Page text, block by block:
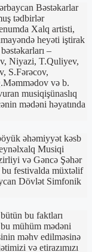
Bəstəkarlar
tədbirlər
Xalq artisti,
heyəti iştirak
–
Niyazi, T.Quliyev,
S.Fərəcov,
və b.
musiqişünaslıq
mədəni həyatında
əhəmiyyət kəsb
Musiqi
və Gəncə Şəhər
bu festivalda müxtəlif
Dövlət Simfonik
bu faktları
mühüm mədəni
məhv edilməsinə
və etirazımızı